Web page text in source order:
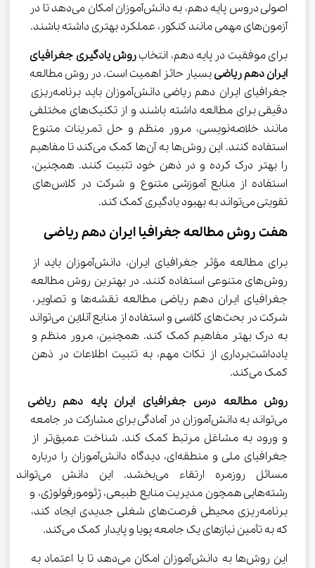
اصولی دروس پایه دهم، به دانش‌آموزان امکان می‌دهد تا در
آزمون‌های مهمی مانند کنکور، عملکرد بهتری داشته باشند.
برای موفقیت در پایه دهم، انتخاب روش یادگیری جغرافیای
ایران دهم ریاضی بسیار حائز اهمیت است. در روش مطالعه
جغرافیای ایران دهم ریاضی دانش‌آموزان باید برنامه‌ریزی
دقیقی برای مطالعه داشته باشند و از تکنیک‌های مختلفی
مانند خلاصه‌نویسی، مرور منظم و حل تمرینات متنوع
استفاده کنند. این روش‌ها به آن‌ها کمک می‌کند تا مفاهیم
را بهتر درک کرده و در ذهن خود تثبیت کنند. همچنین،
استفاده از منابع آموزشی متنوع و شرکت در کلاس‌های
تقویتی می‌تواند به بهبود یادگیری کمک کند.
هفت روش مطالعه جغرافیا ایران دهم ریاضی
برای مطالعه مؤثر جغرافیای ایران، دانش‌آموزان باید از
روش‌های متنوعی استفاده کنند. در بهترین روش مطالعه
جغرافیای ایران دهم ریاضی مطالعه نقشه‌ها و تصاویر،
شرکت در بحث‌های کلاسی و استفاده از منابع آنلاین می‌تواند
به درک بهتر مفاهیم کمک کند. همچنین، مرور منظم و
یادداشت‌برداری از نکات مهم، به تثبیت اطلاعات در ذهن
کمک می‌کند.
روش مطالعه درس جغرافیای ایران پایه دهم ریاضی
می‌تواند به دانش‌آموزان در آمادگی برای مشارکت در جامعه
و ورود به مشاغل مرتبط کمک کند. شناخت عمیق‌تر از
جغرافیای ملی و منطقه‌ای، دیدگاه دانش‌آموزان را درباره
مسائل روزمره ارتقاء می‌بخشد. این دانش
رشته‌هایی همچون مدیریت منابع طبیعی، ژئومورفولوژی، و
برنامه‌ریزی محیطی فرصت‌های شغلی جدیدی ایجاد کند،
که به تأمین نیازهای یک جامعه پویا و پایدار کمک می‌کند.
این روش‌ها به دانش‌آموزان امکان می‌دهد تا با اعتماد به